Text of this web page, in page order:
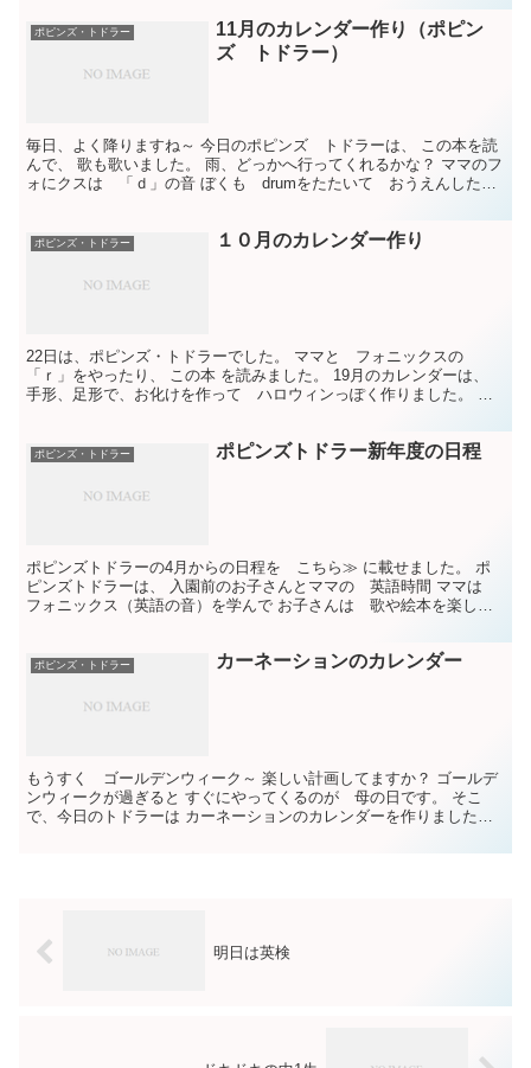
ポピンズ・トドラー
11月のカレンダー作り（ポピン
ズ トドラー）
毎日、よく降りますね～ 今日のポピンズ トドラーは、 この本を読
んで、 歌も歌いました。 雨、どっかへ行ってくれるかな？ ママのフ
ォにクスは 「ｄ」の音 ぼくも drumをたたいて おうえんした
ポピンズ・トドラー １０月のカレンダー作り
22日は、ポピンズ・トドラーでした。 ママと フォニックスの
「ｒ」をやったり、 この本 を読みました。 19月のカレンダーは、
手形、足形で、お化けを作って ハロウィンっぽく作りました。 ベ
ポピンズ・トドラー ポピンズトドラー新年度の日程
ポピンズトドラーの4月からの日程を こちら≫ に載せました。 ポ
ピンズトドラーは、 入園前のお子さんとママの 英語時間 ママは
フォニックス（英語の音）を学んで お子さんは 歌や絵本を楽しん
ポピンズ・トドラー カーネーションのカレンダー
もうすく ゴールデンウィーク～ 楽しい計画してますか？ ゴールデ
ンウィークが過ぎると すぐにやってくるのが 母の日です。 そこ
で、今日のトドラーは カーネーションのカレンダーを作りました。
明日は英検